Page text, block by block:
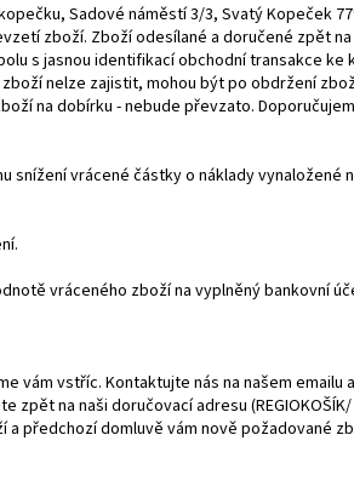
Sadové náměstí 3/3, Svatý Kopeček
zboží. Zboží odesílané a doručené zpět
s jasnou identifikací obchodní transakce ke
nelze zajistit, mohou být po obdržení
na dobírku - nebude převzato.
vrácené částky o náklady vynaložené
vráceného zboží na vyplněný bankovní
vám vstříc. Kontaktujte nás na našem emailu
na naši doručovací adresu (REGIOKOŠÍK/
a předchozí domluvě vám nově požadované